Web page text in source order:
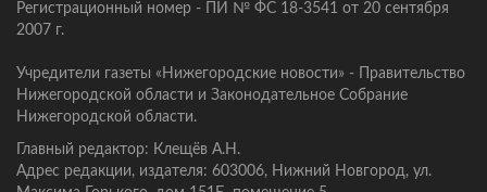
Регистрационный номер - ПИ № ФС 18-3541 от 20 сентября
2007 г.
Учредители газеты «Нижегородские новости» - Правительство
Нижегородской области и Законодательное Собрание
Нижегородской области.
Главный редактор: Клещёв А.Н.
Адрес редакции, издателя: 603006, Нижний Новгород, ул.